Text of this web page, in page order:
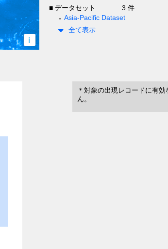
i
■ データセット
3 件
Asia-Pacific Dataset
全て表示
＊対象の出現レコードに有
ん。